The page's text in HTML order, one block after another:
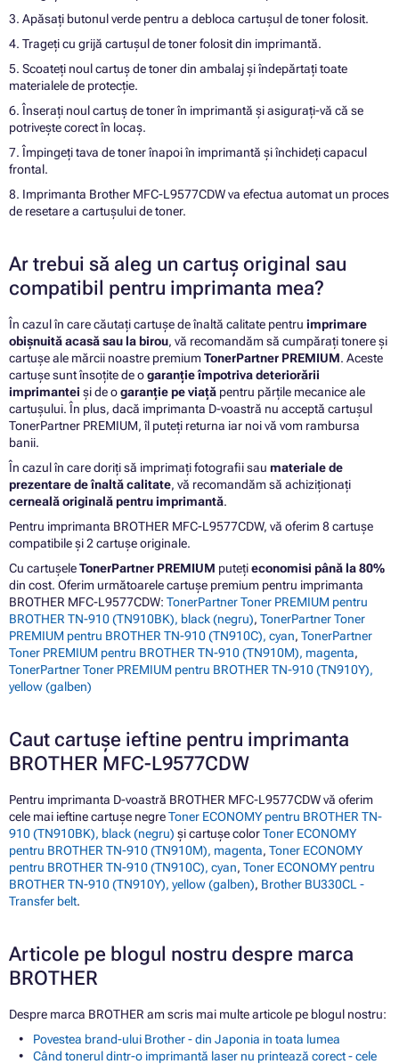
3. Apăsați butonul verde pentru a debloca cartușul de toner folosit.
4. Trageți cu grijă cartușul de toner folosit din imprimantă.
5. Scoateți noul cartuș de toner din ambalaj și îndepărtați toate
materialele de protecție.
6. Înserați noul cartuș de toner în imprimantă și asigurați-vă că se
potrivește corect în locaș.
7. Împingeți tava de toner înapoi în imprimantă și închideți capacul
frontal.
8. Imprimanta Brother MFC-L9577CDW va efectua automat un proces
de resetare a cartușului de toner.
Ar trebui să aleg un cartuș original sau
compatibil pentru imprimanta mea?
În cazul în care căutați cartușe de înaltă calitate pentru imprimare
obișnuită acasă sau la birou, vă recomandăm să cumpărați tonere și
cartușe ale mărcii noastre premiumTonerPartner PREMIUM. Aceste
cartușe sunt însoțite de ogaranție împotriva deteriorării
imprimantei și de ogaranție pe viață pentru părțile mecanice ale
cartușului. În plus, dacă imprimanta D-voastră nu acceptă cartușul
TonerPartner PREMIUM, îl puteți returna iar noi vă vom rambursa
banii.
În cazul în care doriți să imprimați fotografii sau materiale de
prezentare de înaltă calitate, vă recomandăm să achiziționați
cerneală originală pentru imprimantă.
Pentru imprimanta BROTHER MFC-L9577CDW, vă oferim 8 cartușe
compatibile și 2 cartușe originale.
Cu cartușeleTonerPartner PREMIUM putețieconomisi până la 80%
din cost. Oferim următoarele cartușe premium pentru imprimanta
BROTHER MFC-L9577CDW: TonerPartner Toner PREMIUM pentru
BROTHER TN-910 (TN910BK), black (negru), TonerPartner Toner
PREMIUM pentru BROTHER TN-910 (TN910C), cyan, TonerPartner
Toner PREMIUM pentru BROTHER TN-910 (TN910M), magenta,
TonerPartner Toner PREMIUM pentru BROTHER TN-910 (TN910Y),
yellow (galben)
Caut cartușe ieftine pentru imprimanta
BROTHER MFC-L9577CDW
Pentru imprimanta D-voastră BROTHER MFC-L9577CDW vă oferim
cele mai ieftine cartușe negreToner ECONOMY pentru BROTHER TN-
910 (TN910BK), black (negru) și cartușe colorToner ECONOMY
pentru BROTHER TN-910 (TN910M), magenta, Toner ECONOMY
pentru BROTHER TN-910 (TN910C), cyan, Toner ECONOMY pentru
BROTHER TN-910 (TN910Y), yellow (galben), Brother BU330CL -
Transfer belt.
Articole pe blogul nostru despre marca
BROTHER
Despre marca BROTHER am scris mai multe articole pe blogul nostru:
Povestea brand-ului Brother - din Japonia in toata lumea
Când tonerul dintr-o imprimantă laser nu printează corect - cele